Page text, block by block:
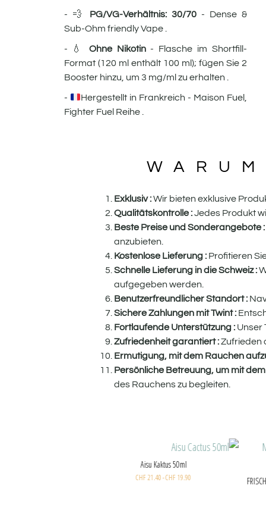
- 💨 PG/VG-Verhältnis: 30/70- Dense &
Sub-Ohm friendly Vape .
- 💧 Ohne Nikotin- Flasche im Shortfill-
Format (120 ml enthält 100 ml); fügen Sie 2
Booster hinzu, um 3 mg/ml zu erhalten .
-
Hergestellt in Frankreich - Maison Fuel,
Fighter Fuel Reihe .
Exklusiv :Wir bieten exklusive
Qualitätskontrolle :Jedes Produkt
Beste Preise und Sonderangebote :
anzubieten.
Kostenlose Lieferung : Profitieren
Schnelle Lieferung in die Schweiz :
aufgegeben werden.
Benutzerfreundlicher Standort :
Sichere Zahlungen mit Twint :
Fortlaufende Unterstützung : Unser
Zufriedenheit garantiert :Zufrieden
Ermutigung, mit dem Rauchen
Persönliche Betreuung, um mit
des Rauchens zu begleiten.
Joker - Cola Ice (Huba X Hola) 200g
CHF35.00